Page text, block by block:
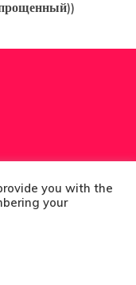
you with the
your
)